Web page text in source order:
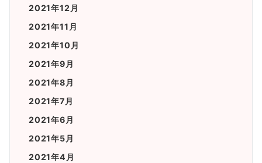
2021年12月
2021年11月
2021年10月
2021年9月
2021年8月
2021年7月
2021年6月
2021年5月
2021年4月